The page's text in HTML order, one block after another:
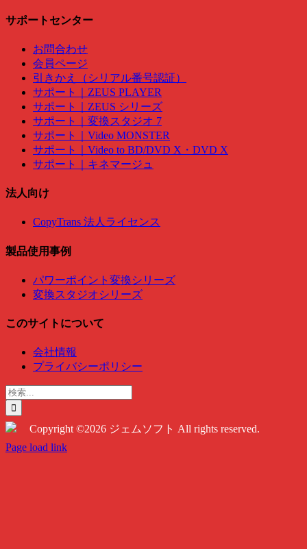
サポートセンター
お問合わせ
会員ページ
引きかえ（シリアル番号認証）
サポート｜ZEUS PLAYER
サポート｜ZEUS シリーズ
サポート｜変換スタジオ 7
サポート｜Video MONSTER
サポート｜Video to BD/DVD X・DVD X
サポート｜キネマージュ
法人向け
CopyTrans 法人ライセンス
製品使用事例
パワーポイント変換シリーズ
変換スタジオシリーズ
このサイトについて
会社情報
プライバシーポリシー
検
索
…
Copyright ©2026 ジェムソフト All rights reserved.
Twitter
Instagram
Facebook
Page load link